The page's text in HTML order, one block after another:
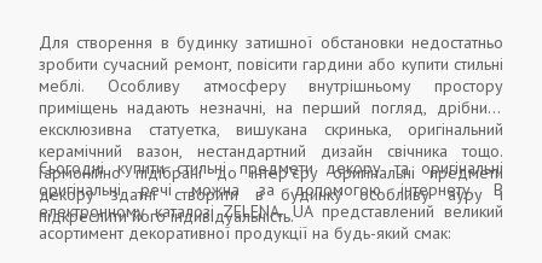
Для створення в будинку затишної обстановки недостатньо
зробити сучасний ремонт, повісити гардини або купити стильні
меблі. Особливу атмосферу внутрішньому простору
приміщень надають незначні, на перший погляд, дрібниці:
ексклюзивна статуетка, вишукана скринька, оригінальний
керамічний вазон, нестандартний дизайн свічника тощо.
Гармонійно підібрані до інтер'єру оригінальні предмети
декору здатні створити в будинку особливу ауру і
підкреслити його індивідуальність.
Сьогодні купити стильні предмети декору та оригінальні
оригінальні речі можна за допомогою інтернету. В
електронному каталозі ZELENA. UA представлений великий
асортимент декоративної продукції на будь-який смак: